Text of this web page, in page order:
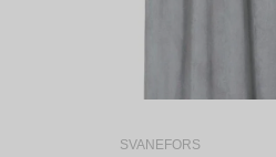
SVANEFORS